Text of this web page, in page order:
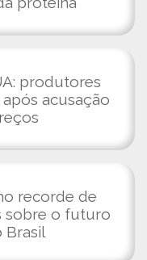
produtores
acusação
recorde de
sobre o futuro
Brasil